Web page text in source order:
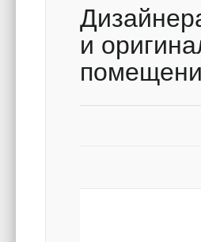
и